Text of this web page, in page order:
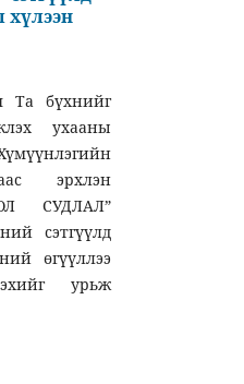
хүлээн
Та бүхнийг
ухааны
эрхлэн
СУДЛАЛ”
сэтгүүлд
өгүүллээ
урьж